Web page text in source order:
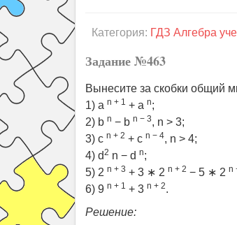
Категория: ГДЗ Алгебра
Задание №463
Вынесите за скобки общий
1) a n + 1 + a n;
2) b n − b n − 3, n > 3;
3) c n + 2 + c n − 4, n > 4;
4) d2 n − d n;
5) 2 n + 3 + 3 ∗ 2 n + 2 − 5 ∗ 2 n
6) 9 n + 1 + 3 n + 2.
Решение: